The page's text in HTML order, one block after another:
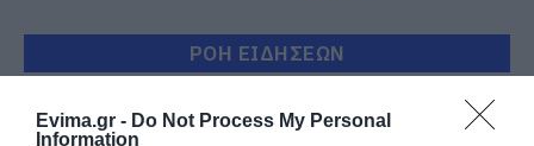
Evima.gr - Do Not Process My Personal
Information
ΡΟΗ ΕΙΔΗΣΕΩΝ
Εύβοια;